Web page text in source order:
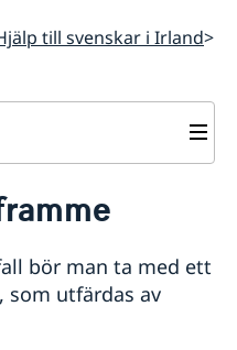
till svenskar i Irland
av nyfödd i
bör man ta med ett
som utfärdas av